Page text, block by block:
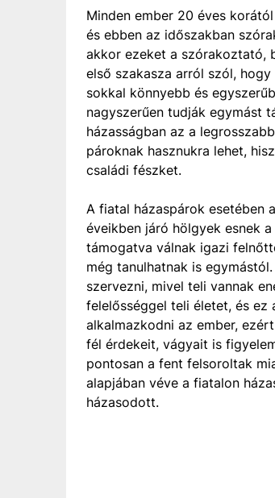
Minden ember 20 éves
és ebben az időszakban
akkor ezeket a szórakoztató,
első szakasza arról szól,
sokkal könnyebb és
nagyszerűen tudják egymást
házasságban az a
pároknak hasznukra lehet,
családi fészket.
A fiatal házaspárok esetében
éveikben járó hölgyek esnek
támogatva válnak igazi
még tanulhatnak is
szervezni, mivel teli vannak
felelősséggel teli életet, és ez
alkalmazkodni az ember,
fél érdekeit, vágyait is
pontosan a fent felsoroltak
alapjában véve a fiatalon
házasodott.